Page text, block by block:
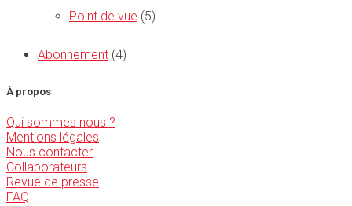
Point de vue (5)
Abonnement (4)
À propos
Qui sommes nous ?
Mentions légales
Nous contacter
Collaborateurs
Revue de presse
FAQ